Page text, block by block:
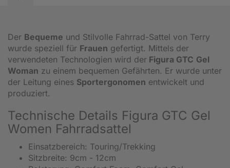
Der Bequeme und Stilvolle Fahrrad-Sattel von Terry
wurde speziell für Frauen gefertigt. Mittels der
verwendeten Technologien wird der Figura GTC Gel
Woman zu einem bequemen Gefährten. Er wurde unter
der Leitung eines Sportergonomen entwickelt und
produziert.
Technische Details Figura GTC Gel
Women Fahrradsattel
Einsatzbereich: Touring/Trekking
Sitzbreite: 9cm - 12cm